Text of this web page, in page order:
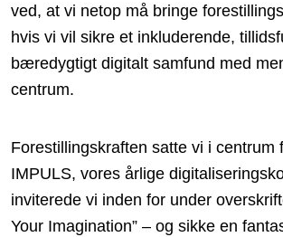
ved, at vi netop må bringe
hvis vi vil sikre et inkluderende,
bæredygtigt digitalt samfund med
centrum.
Forestillingskraften satte vi i centrum
IMPULS, vores årlige
inviterede vi inden for under
Your Imagination” – og sikke en